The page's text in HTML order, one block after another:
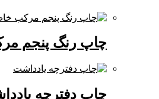
چاپ رنگ پنجم مرکب خاص
چاپ دفترچه یادداشت